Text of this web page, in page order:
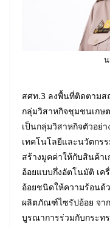
สศท.3 ลงพื้นที่ติดตามส
กลุ่มวิสาหกิจชุมชนเกษ
เป็นกลุ่มวิสาหกิจตัวอย่
เทคโนโลยีและนวัตกร
สร้างมูคค่าให้กับสินค้า
อ้อยแบบกึ่งอัตโนมัติ เ
อ้อยชนิดให้ความร้อนด้
ผลิตภัณฑ์ไซรัปอ้อย จา
บูรณาการร่วมกับกระท